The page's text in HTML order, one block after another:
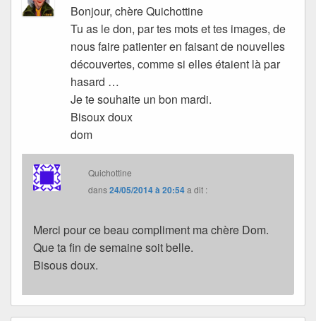
Bonjour, chère Quichottine
Tu as le don, par tes mots et tes images, de
nous faire patienter en faisant de nouvelles
découvertes, comme si elles étaient là par
hasard …
Je te souhaite un bon mardi.
Bisoux doux
dom
Quichottine
dans24/05/2014 à 20:54a dit :
Merci pour ce beau compliment ma chère Dom.
Que ta fin de semaine soit belle.
Bisous doux.